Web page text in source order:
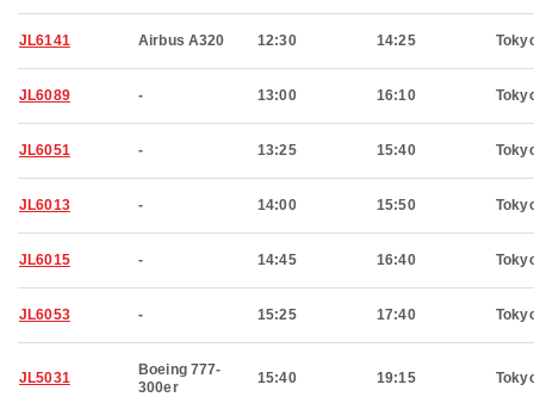
JL6141 Airbus A320 12:30 14:25
JL6089 - 13:00 16:10
JL6051 - 13:25 15:40
JL6013 - 14:00 15:50
JL6015 - 14:45 16:40
JL6053 - 15:25 17:40
JL5031
Boeing 777-
300er
15:40 19:15